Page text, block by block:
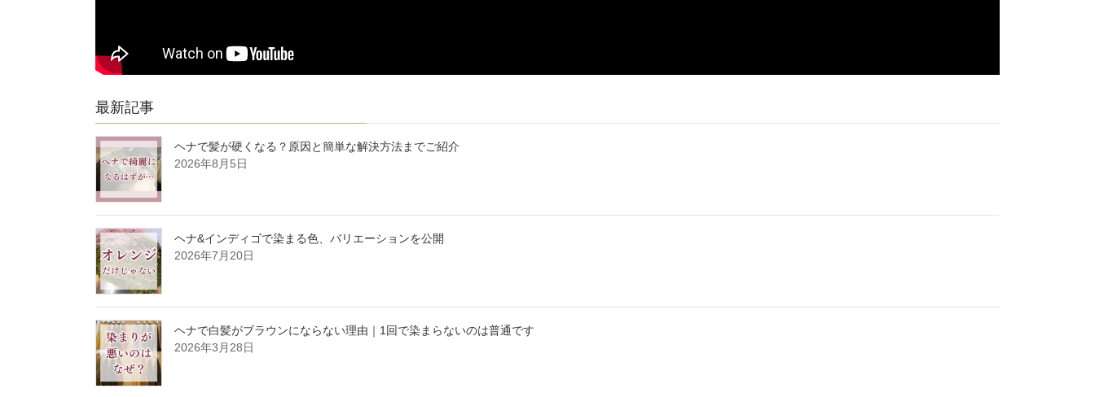
最新記事
ヘナで髪が硬くなる？原因と簡単な解決方法までご紹介
2026年8月5日
ヘナ&インディゴで染まる色、バリエーションを公開
2026年7月20日
ヘナで白髪がブラウンにならない理由｜1回で染まらないのは普通です
2026年3月28日